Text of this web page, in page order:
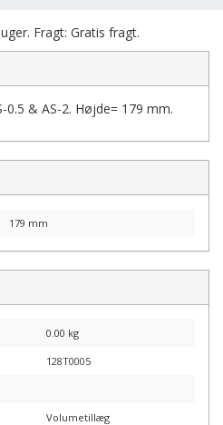
Fragt: Gratis fragt.
0.5 & AS-2. Højde= 179 mm.
179 mm
0.00 kg
128T0005
Volumetillæg